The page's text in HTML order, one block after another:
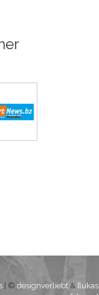
| © designverliebt& [lukas